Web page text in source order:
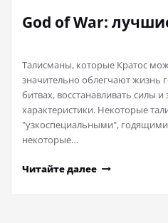
God of War:
Талисманы, которые Кратос
значительно облегчают жизнь
битвах, восстанавливать силы
характеристики. Некоторые
"узкоспециальными",
некоторые…
Читайте далее